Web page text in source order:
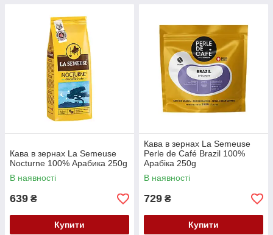
Кава в зернах La Semeuse
Nocturne 100% Арабика 250g
В наявності
639 ₴
Купити
Кава в зернах La Semeuse
Perle de Café Brazil 100%
Арабіка 250g
В наявності
729 ₴
Купити